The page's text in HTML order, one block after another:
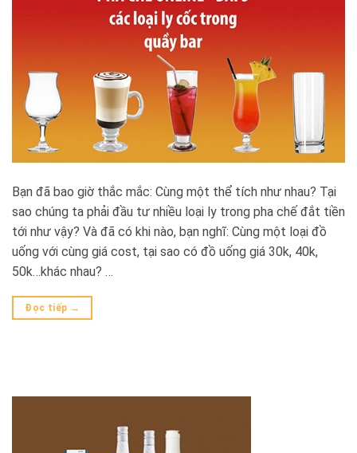
Bạn đã bao giờ thắc mắc: Cùng một thể tích như nhau? Tại
sao chúng ta phải đầu tư nhiều loại ly trong pha chế đắt tiền
tới như vậy? Và đã có khi nào, bạn nghĩ: Cùng một loại đồ
uống với cùng giá cost, tại sao có đồ uống giá 30k, 40k,
50k…khác nhau? …
Đọc tiếp →